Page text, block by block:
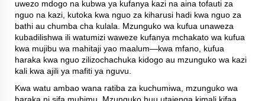
uwezo mdogo na kubwa ya kufanya kazi na aina tofauti za
nguo na kazi, kutoka kwa nguo za kiharusi hadi kwa nguo za
bathi au chumba cha kulala. Mzunguko wa kufua unaweza
kubadilishwa ili watumizi waweze kufanya mchakato wa kufua
kwa mujibu wa mahitaji yao maalum—kwa mfano, kufua
haraka kwa nguo zilizochachuka kidogo au mzunguko wa kazi
kali kwa ajili ya mafiti ya nguvu.
Kwa watu ambao wana ratiba za kuchumiwa, mzunguko wa
haraka ni sifa muhimu. Mzunguko huu utajenga kimali kifaa